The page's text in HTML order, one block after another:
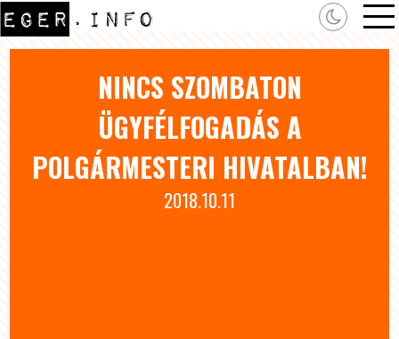
NINCS SZOMBATON
ÜGYFÉLFOGADÁS A
POLGÁRMESTERI HIVATALBAN!
2018.10.11